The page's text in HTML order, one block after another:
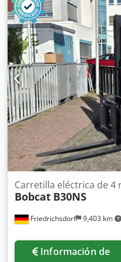
1,150 mm
, peso en vacío:
tipo de accionamiento:
800 mm
, Apilador Centro
horquillas: 180 mm
mástil: Dúplex Estado:
de neumático delantero:
delantero: 80 - 100% Tipo
Poliuretano Estado del
Batería Voltios: 24V
de litio Año de fabricación
batería: 80 - 100% Crsdpjy
Batería de ion de litio
Friedrichsdorf 9,403 km
Carretilla eléctrica de 4
Bobcat B30NS
Información de